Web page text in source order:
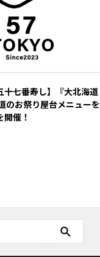
十七番寿し】『大北海道
のお祭り屋台メニューを
催！